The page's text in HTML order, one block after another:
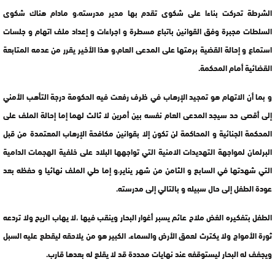
الشرطة تحركت بناءا على شكوى تقدم بها مدير مدرسته،و مادام هناك شكوى
السلطات مجبرة وفق القوانين باتباع مسطرة و اجراءات و إعداد ملف اتهام و جلسات
استماع و إحالة القضية برمتها على المدعى العام،و هذا الأخير يقرر من عدمه المتابعة
القضائية أمام المحكمة.
و بما أن الاتهام هو تمجيد الإرهاب في ظرف رفعت فيه الحكومة درجة التأهب الأمني
إلى أقصى حد سيجد المدعى العام نفسه بين أمرين لا ثالث لهما إما إحالة الملف على
المحكمة الجنائية و المحاكمة لن تكون إلا بقوانين مكافحة الإرهاب المعتمدة من قبل
البرلمان لمواجهة التهديدات الامنية التي تواجهها البلاد على خلفية الهجمات الدامية
التي شهدتها في السابع و الثامن من شهر يناير،و إما طي الملف نهائيا و حفظه بعد
عودة الطفل إلى حال سبيله و بالتالي إلى مدرسته.
الطفل بتفكيره الغض ملاح عائم يسبر أغوار البحار وينقب فيها ،لا يهاب الريح ولا تردعه
ثورة الأمواج ولا يكترث لعمق الأرض والسماء، الكبير هو من يلاحقه ليقطع عليه السبل
ويجفف له البحار ليستوقفه عند نهايات محددة قد لا يقلع له بعدها قارب.